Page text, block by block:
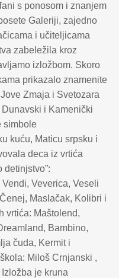
s ponosom i znanjem
Galeriji, zajedno
i učiteljicama
zabeležila kroz
izložbom. Skoro
prikazalo znamenite
Zmaja i Svetozara
i Kamenički
simbole
kuću, Maticu srpsku i
deca iz vrtića
detinjstvo”:
Veverica, Veseli
Maslačak, Kolibri i
vrtića: Maštolend,
Bambino,
čuda, Kermit i
Miloš Crnjanski ,
je kruna